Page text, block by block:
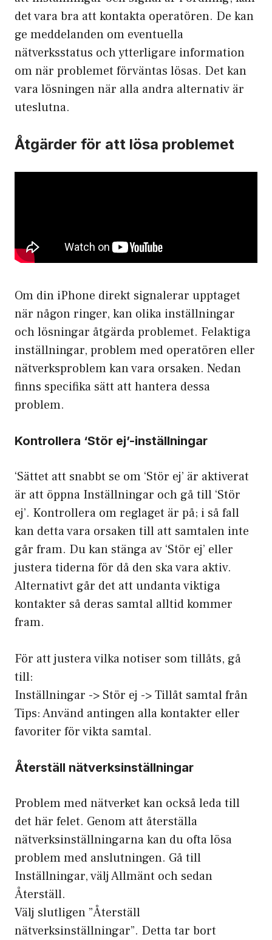
det vara bra att kontakta operatören. De kan
ge meddelanden om eventuella
nätverksstatus och ytterligare information
om när problemet förväntas lösas. Det kan
vara lösningen när alla andra alternativ är
uteslutna.
Åtgärder för att lösa problemet
Om din iPhone direkt signalerar upptaget
när någon ringer, kan olika inställningar
och lösningar åtgärda problemet. Felaktiga
inställningar, problem med operatören eller
nätverksproblem kan vara orsaken. Nedan
finns specifika sätt att hantera dessa
problem.
Kontrollera ‘Stör ej’-inställningar
‘Sättet att snabbt se om ‘Stör ej’ är aktiverat
är att öppna Inställningar och gå till ‘Stör
ej’. Kontrollera om reglaget är på; i så fall
kan detta vara orsaken till att samtalen inte
går fram. Du kan stänga av ‘Stör ej’ eller
justera tiderna för då den ska vara aktiv.
Alternativt går det att undanta viktiga
kontakter så deras samtal alltid kommer
fram.
För att justera vilka notiser som tillåts, gå
till:
Inställningar -> Stör ej -> Tillåt samtal från
Tips: Använd antingen alla kontakter eller
favoriter för vikta samtal.
Återställ nätverksinställningar
Problem med nätverket kan också leda till
det här felet. Genom att återställa
nätverksinställningarna kan du ofta lösa
problem med anslutningen. Gå till
Inställningar, välj Allmänt och sedan
Återställ.
Välj slutligen ”Återställ
nätverksinställningar”. Detta tar bort